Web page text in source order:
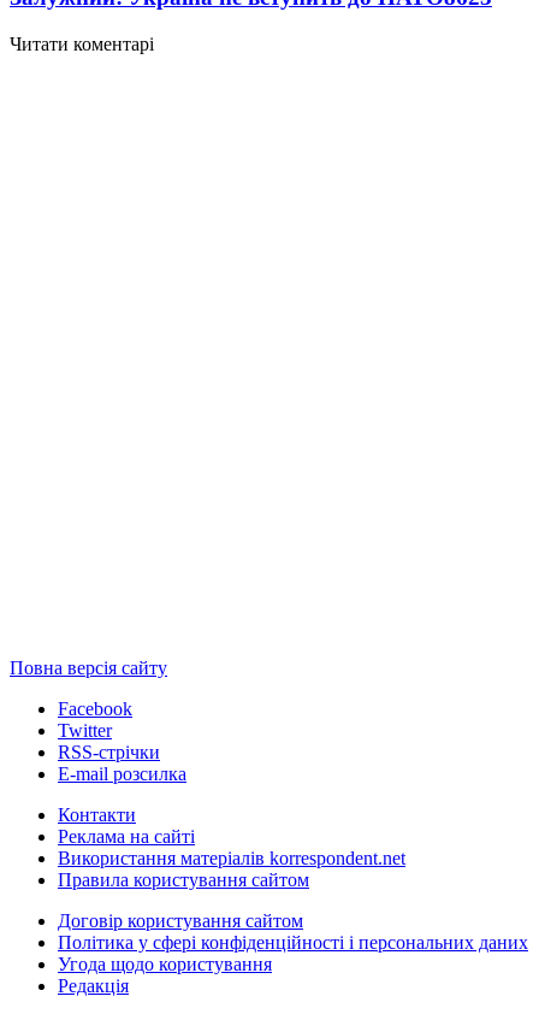
Читати коментарі
Повна версія сайту
Facebook
Twitter
RSS-стрічки
E-mail розсилка
Контакти
Реклама на сайті
Використання матеріалів korrespondent.net
Правила користування сайтом
Договір користування сайтом
Політика у сфері конфіденційності і персональних даних
Угода щодо користування
Редакція